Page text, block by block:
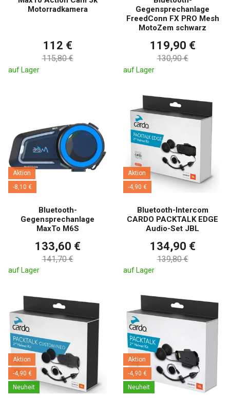
Motorradkamera
112 €
115,80 €
auf Lager
Gegensprechanlage
FreedConn FX PRO Mesh
MotoZem schwarz
119,90 €
130,90 €
auf Lager
Aktion
-8,10 €
Bluetooth-
Gegensprechanlage
MaxTo M6S
133,60 €
141,70 €
auf Lager
Aktion
-4,90 €
Bluetooth-Intercom
CARDO PACKTALK EDGE
Audio-Set JBL
134,90 €
139,80 €
auf Lager
Aktion
-4,90 €
Neuheit
Aktion
-4,90 €
Neuheit